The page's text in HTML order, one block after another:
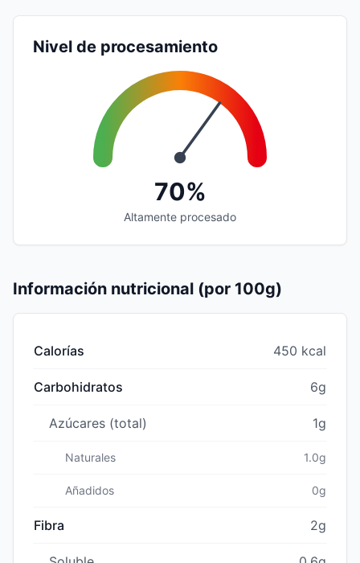
Nivel de procesamiento
70%
Altamente procesado
Información nutricional (por 100g)
Calorías 450 kcal
Carbohidratos 6g
Azúcares (total) 1g
Naturales 1.0g
Añadidos 0g
Fibra 2g